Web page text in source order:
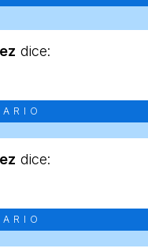
dice:
dice: